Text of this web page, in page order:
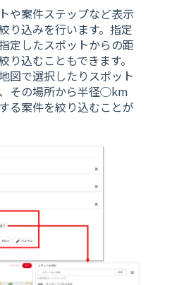
や案件ステップなど表示
り込みを行います。指定
定したスポットからの距
り込むこともできます。
図で選択したりスポット
その場所から半径◯km
る案件を絞り込むことが